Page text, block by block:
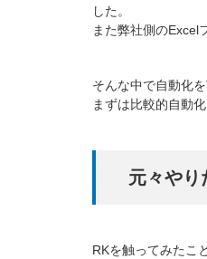
した。
また弊社側のExcel
そんな中で自動化
まずは比較的自動
元々やり
RKを触ってみたこ